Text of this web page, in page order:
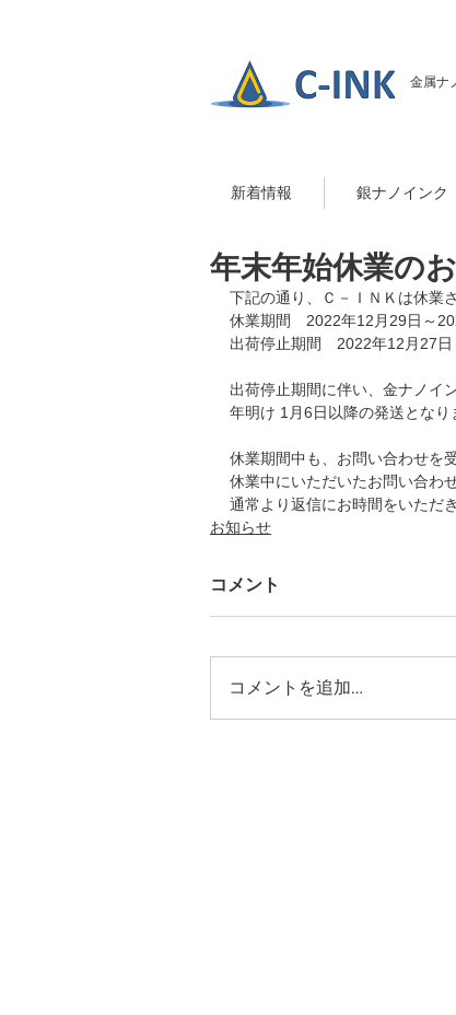
金属ナ
新着情報 銀ナノインク
年末年始休業の
下記の通り、Ｃ－ＩＮＫは休業
休業期間　2022年12月29日～
出荷停止期間　2022年12月27
出荷停止期間に伴い、金ナノイ
年明け 1月6日以降の発送となり
休業期間中も、お問い合わせを
休業中にいただいたお問い合わ
通常より返信にお時間をいただ
お知らせ
コメント
コメントを追加…